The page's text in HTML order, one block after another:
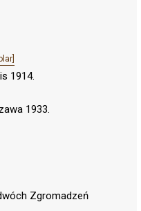
1914.
1933.
Zgromadzeń